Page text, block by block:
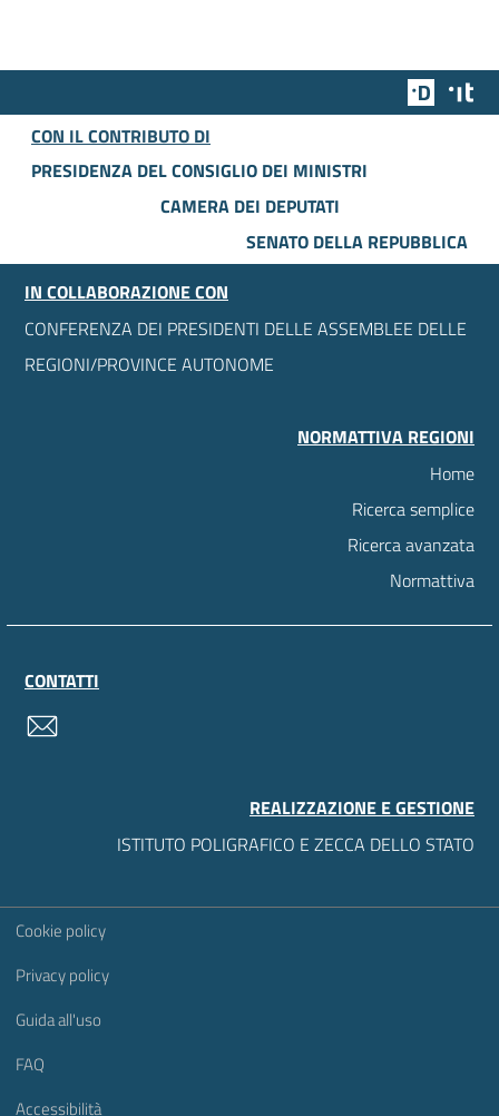
Team
CON IL CONTRIBUTO DI
PRESIDENZA DEL CONSIGLIO DEI MINISTRI
CAMERA DEI DEPUTATI
SENATO DELLA REPUBBLICA
IN COLLABORAZIONE CON
CONFERENZA DEI PRESIDENTI DELLE ASSEMBLEE DELLE
REGIONI/PROVINCE AUTONOME
NORMATTIVA REGIONI
Home
Ricerca semplice
Ricerca avanzata
Normattiva
CONTATTI
REALIZZAZIONE E GESTIONE
ISTITUTO POLIGRAFICO E ZECCA DELLO STATO
Sezione Link Utili
Cookie policy
Privacy policy
Guida all'uso
FAQ
Accessibilità